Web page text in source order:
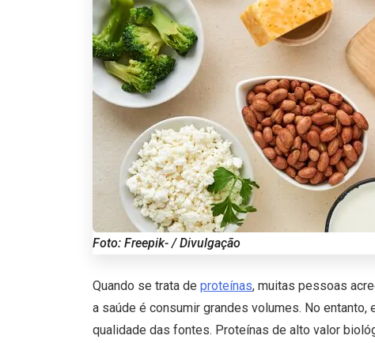
Foto: Freepik- / Divulgação
Quando se trata de proteínas, muitas pessoas
a saúde é consumir grandes volumes. No
qualidade das fontes. Proteínas de alto valor